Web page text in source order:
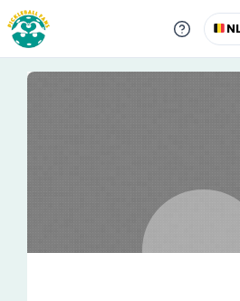
NL